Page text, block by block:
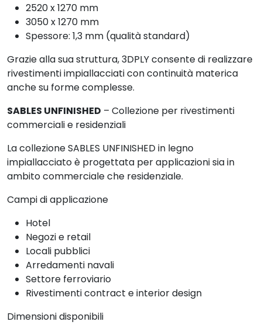
2520 x 1270 mm
3050 x 1270 mm
Spessore: 1,3 mm (qualità standard)
Grazie alla sua struttura, 3DPLY consente di realizzare
rivestimenti impiallacciati con continuità materica
anche su forme complesse.
SABLES UNFINISHED – Collezione per rivestimenti
commerciali e residenziali
La collezione SABLES UNFINISHED in legno
impiallacciato è progettata per applicazioni sia in
ambito commerciale che residenziale.
Campi di applicazione
Hotel
Negozi e retail
Locali pubblici
Arredamenti navali
Settore ferroviario
Rivestimenti contract e interior design
Dimensioni disponibili